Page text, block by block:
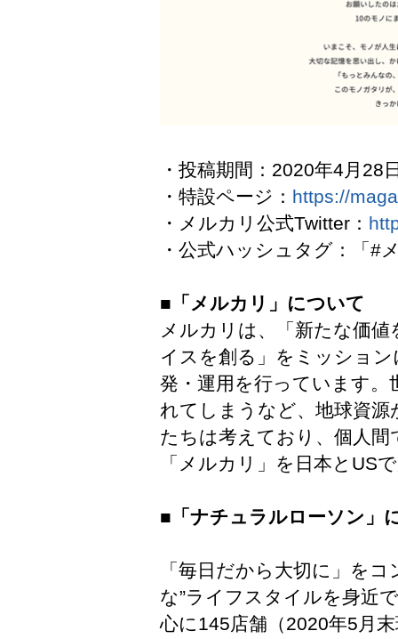
・投稿期間：2020年4月28
・特設ページ： https://
・メルカリ公式Twitter：
・公式ハッシュタグ：「#
■「メルカリ」について
メルカリは、「新たな価
イスを創る」をミッショ
発・運用を行っています
れてしまうなど、地球資
たちは考えており、個人
「メルカリ」を日本とUS
■「ナチュラルローソン」
「毎日だから大切に」を
な”ライフスタイルを身近
心に145店舗（2020年5月